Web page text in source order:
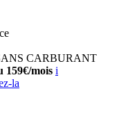
CARBURANT
159€/mois i
la